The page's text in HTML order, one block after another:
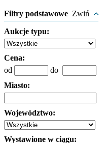
Filtry podstawowe Zwiń
Aukcje typu:
Cena:
od
do
Miasto:
Województwo:
Wystawione w ciągu: